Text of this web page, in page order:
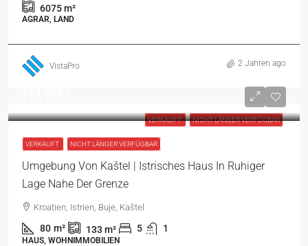
6075m²
AGRAR, LAND
VistaPro 2 Jahren ago
VERKAUFT NICHT LÄNGER VERFÜGBAR
VERKAUFT NICHT LÄNGER VERFÜGBAR
Umgebung Von Kaštel | Istrisches Haus In Ruhiger
Lage Nahe Der Grenze
Kroatien, Istrien, Buje, Kaštel
80 m² 133m² 5 1
HAUS, WOHNIMMOBILIEN